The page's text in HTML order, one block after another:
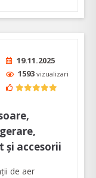
19.11.2025
1593 vizualizari
şi accesorii
de aer